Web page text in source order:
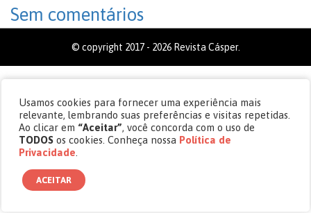
Sem comentários
© copyright 2017 - 2026 Revista Cásper.
Usamos cookies para fornecer uma experiência mais
relevante, lembrando suas preferências e visitas repetidas.
Ao clicar em “Aceitar”, você concorda com o uso de
TODOS os cookies. Conheça nossa Política de
Privacidade
ACEITAR